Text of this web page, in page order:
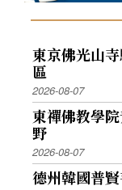
東京佛光山
區
2026-08-07
東禪佛教學
野
2026-08-07
德州韓國普